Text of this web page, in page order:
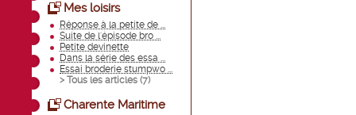
Mes loisirs
Réponse à la petite de ...
Suite de l'épisode bro ...
Petite devinette
Dans la série des essa ...
Essai broderie stumpwo ...
> Tous les articles (7)
Charente Maritime